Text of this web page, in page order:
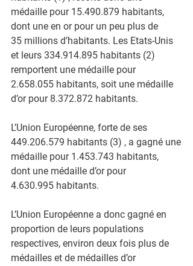
médaille pour 15.490.879 habitants,
dont une en or pour un peu plus de
35 millions d’habitants. Les Etats-Unis
et leurs 334.914.895 habitants (2)
remportent une médaille pour
2.658.055 habitants, soit une médaille
d’or pour 8.372.872 habitants.
L’Union Européenne, forte de ses
449.206.579 habitants (3) , a gagné une
médaille pour 1.453.743 habitants,
dont une médaille d’or pour
4.630.995 habitants.
L’Union Européenne a donc gagné en
proportion de leurs populations
respectives, environ deux fois plus de
médailles et de médailles d’or